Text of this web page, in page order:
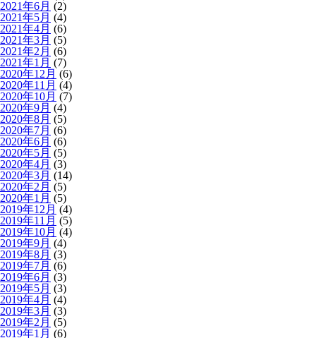
2021年6月 (2)
2021年5月 (4)
2021年4月 (6)
2021年3月 (5)
2021年2月 (6)
2021年1月 (7)
2020年12月 (6)
2020年11月 (4)
2020年10月 (7)
2020年9月 (4)
2020年8月 (5)
2020年7月 (6)
2020年6月 (6)
2020年5月 (5)
2020年4月 (3)
2020年3月 (14)
2020年2月 (5)
2020年1月 (5)
2019年12月 (4)
2019年11月 (5)
2019年10月 (4)
2019年9月 (4)
2019年8月 (3)
2019年7月 (6)
2019年6月 (3)
2019年5月 (3)
2019年4月 (4)
2019年3月 (3)
2019年2月 (5)
2019年1月 (6)